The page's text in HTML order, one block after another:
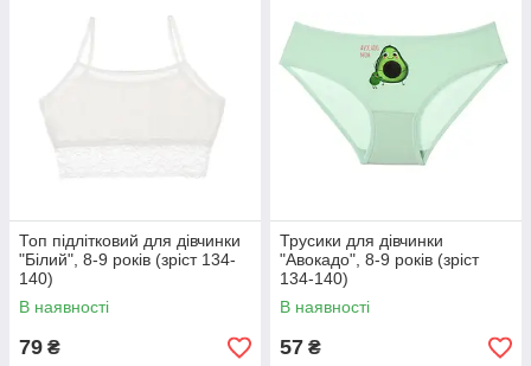
Топ підлітковий для дівчинки
"Білий", 8-9 років (зріст 134-
140)
В наявності
79 ₴
Трусики для дівчинки
"Авокадо", 8-9 років (зріст
134-140)
В наявності
57 ₴